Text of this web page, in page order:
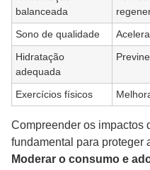
balanceada
Sono de qualidade
Hidratação
adequada
Exercícios físicos
Compreender os impactos
fundamental para proteger
Moderar o consumo e